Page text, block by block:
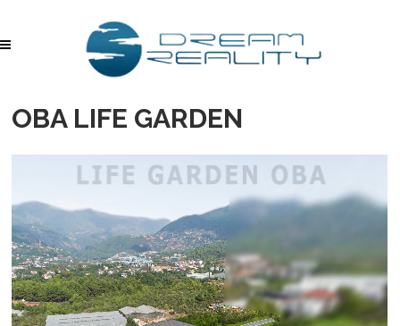
OBA LIFE GARDEN